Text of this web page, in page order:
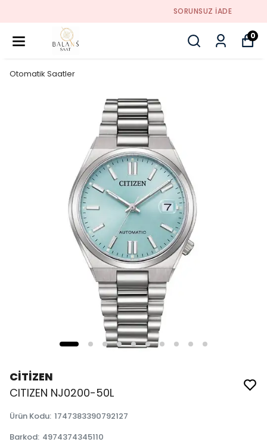
0
Otomatik Saatler
CİTİZEN
CITIZEN NJ0200-50L
Ürün Kodu: 1747383390792127
Barkod: 4974374345110